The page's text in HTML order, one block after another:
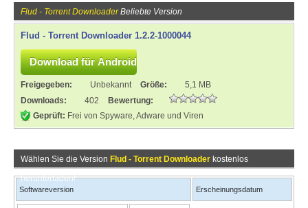
Flud - Torrent DownloaderBeliebte Version
Flud - Torrent Downloader 1.2.2-1000044
Freigegeben: Unbekannt Größe:
5,1 MB
Downloads:
402
Bewertung:
Geprüft: Frei von Spyware, Adware und Viren
Wählen Sie die Version Flud - Torrent Downloader kostenlos
herunterladen!
Softwareversion Erscheinungsdatum